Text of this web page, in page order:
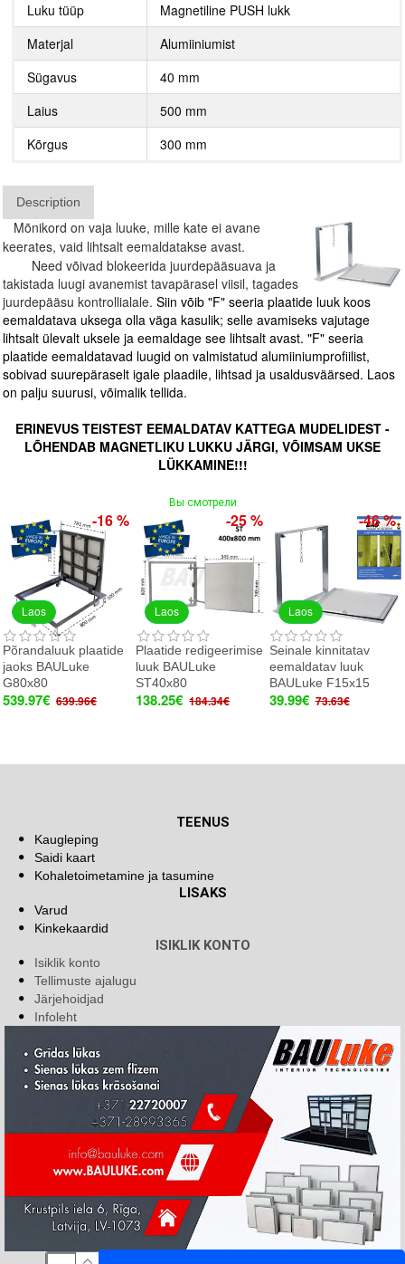
Luku tüüp
Magnetiline PUSH lukk
Materjal
Alumiiniumist
Sügavus
40 mm
Laius
500 mm
Kõrgus
300 mm
Description
Mõnikord on vaja luuke, mille kate ei avane
keerates, vaid lihtsalt eemaldatakse avast.
Need võivad blokeerida juurdepääsuava ja
takistada luugi avanemist tavapärasel viisil, tagades
juurdepääsu kontrollialale. Siin võib "F" seeria plaatide luuk koos
eemaldatava uksega olla väga kasulik; selle avamiseks vajutage
lihtsalt ülevalt uksele ja eemaldage see lihtsalt avast. "F" seeria
plaatide eemaldatavad luugid on valmistatud alumiiniumprofiilist,
sobivad suurepäraselt igale plaadile, lihtsad ja usaldusväärsed. Laos
on palju suurusi, võimalik tellida.
ERINEVUS TEISTEST EEMALDATAV KATTEGA MUDELIDEST -
LÕHENDAB MAGNETLIKU LUKKU JÄRGI, VÕIMSAM UKSE
LÜKKAMINE!!!
Вы смотрели
Laos
-16 %
Põrandaluuk plaatide
jaoks BAULuke
G80x80
539.97€ 639.96€
Laos
-25 %
Plaatide redigeerimise
luuk BAULuke
ST40x80
138.25€ 184.34€
Laos
-46 %
Seinale kinnitatav
eemaldatav luuk
BAULuke F15x15
39.99€ 73.63€
TEENUS
Kaugleping
Saidi kaart
Kohaletoimetamine ja tasumine
LISAKS
Varud
Kinkekaardid
ISIKLIK KONTO
Isiklik konto
Tellimuste ajalugu
Järjehoidjad
Infoleht